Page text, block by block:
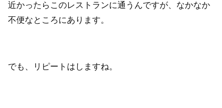
近かったらこのレストランに通うんですが、なかなか
不便なところにあります。
でも、リピートはしますね。